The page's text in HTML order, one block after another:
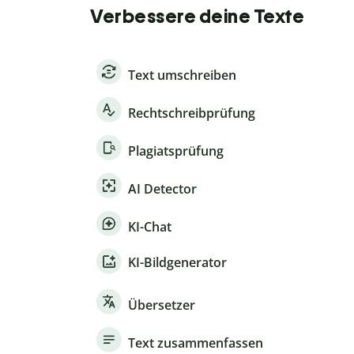
Verbessere deine Texte
Text umschreiben
Rechtschreibprüfung
Plagiatsprüfung
AI Detector
KI-Chat
KI-Bildgenerator
Übersetzer
Text zusammenfassen